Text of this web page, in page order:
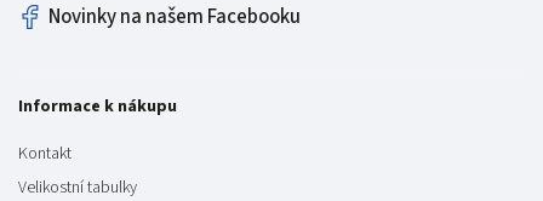
Novinky na našem Facebooku
Informace k nákupu
Kontakt
Velikostní tabulky